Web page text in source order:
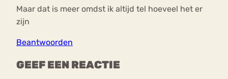
Maar dat is meer omdst ik altijd tel hoeveel het er
zijn
Beantwoorden
GEEF EEN REACTIE